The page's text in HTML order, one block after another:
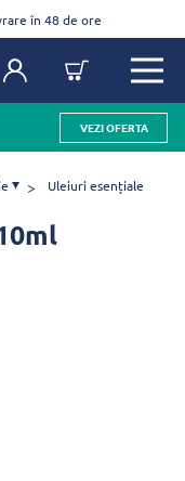
în 48 de ore
VEZI OFERTA
Uleiuri esențiale